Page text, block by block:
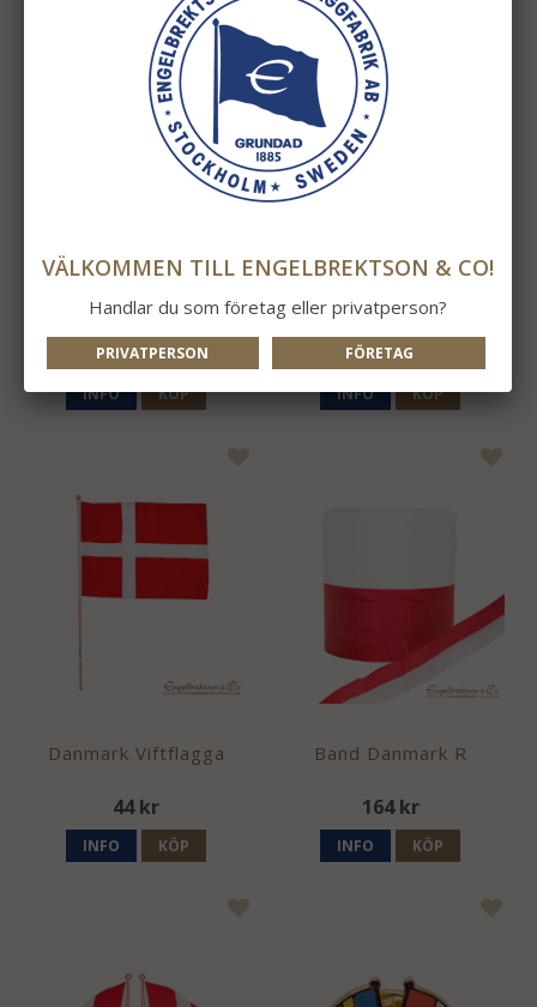
Danmark Vimpel
275 kr
INFO KÖP
Danmark
163 kr
INFO KÖP
Danmark Viftflagga
44 kr
INFO KÖP
Band Danmark R
164 kr
INFO KÖP
VÄLKOMMEN TILL ENGELBREKTSON & CO!
Handlar du som företag eller privatperson?
PRIVATPERSON FÖRETAG